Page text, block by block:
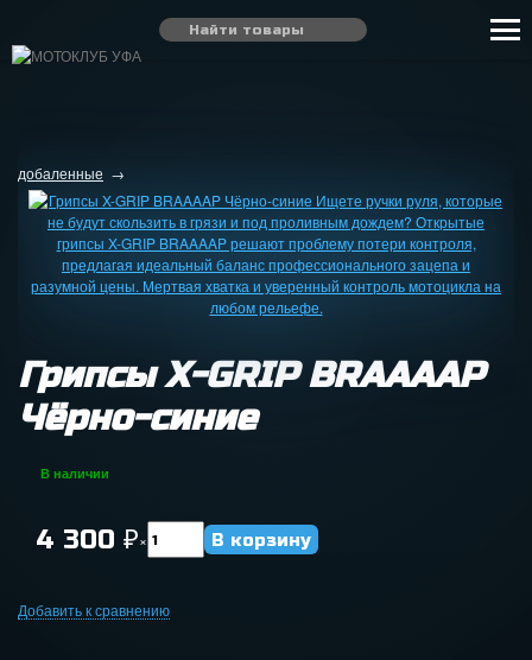
добаленные →
Грипсы X-GRIP BRAAAAP
Чёрно-синие
В наличии
4 300 ₽×
Добавить к сравнению